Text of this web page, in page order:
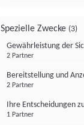
Spezielle Zwecke (3)
Gewährleistung der
2 Partner
Bereitstellung und
2 Partner
Ihre Entscheidungen
1 Partner